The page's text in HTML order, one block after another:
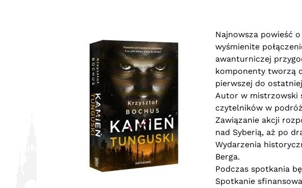
Najnowsza powieść
wyśmienite
awanturniczej
komponenty tworzą
pierwszej do
Autor w mistrzowski
czytelników w
Zawiązanie akcji
nad Syberią, aż po
Wydarzenia
Berga.
Podczas spotkania
Spotkanie